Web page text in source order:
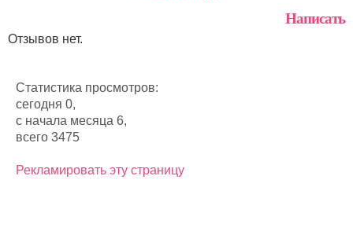
Написать
Отзывов нет.
Статистика просмотров:
сегодня 0,
с начала месяца 6,
всего 3475
Рекламировать эту страницу